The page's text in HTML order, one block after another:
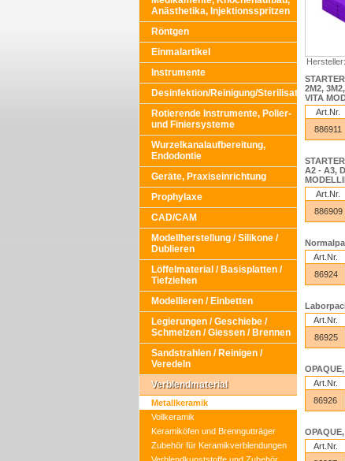
Anästhetika, Injektionsspritzen
Röntgen
Einmalartikel
Instrumente
Desinfektion/Reinigung/Sterilisation
Rotierende Instrumente, Polier-
und Finiersysteme
Wurzelkanalaufbereitung,
Endodontie
Geräte, Praxiseinrichtung
Prophylaxe
CAD/CAM
Modellherstellung / Silikone /
Dublieren
Löffelmaterial / Basisplatten /
Tiefziehen
Modellieren / Einbetten
Legierungen / Geschiebe /
Schmelzen / Giessen / Brennen
Sandstrahlen / Reinigen /
Veredeln
Verblendmaterial
Metallkeramik
Vollkeramik
Keramiköfen und Brenngutträger
Zubehör für Keramikverblendungen
2M2,
VITA
Art.Nr.
886911
A2 - A3,
Art.Nr.
886909
Art.Nr.
86924
Art.Nr.
86925
Art.Nr.
86926
Art.Nr.